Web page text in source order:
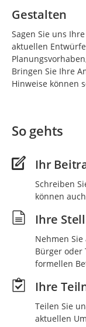
Gestalten
Sagen Sie uns
aktuellen
Bringen Sie Ihre
Hinweise können
So gehts
Ihr
Schreiben
können
Ihre
Nehmen
Bürger oder
formellen
Ihre
Teilen Sie
aktuellen